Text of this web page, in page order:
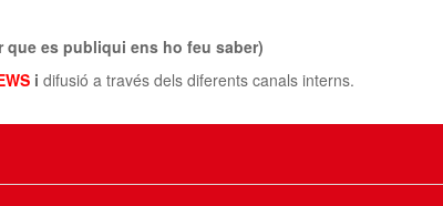
que es publiqui ens ho feu saber)
i difusió a través dels diferents canals interns.